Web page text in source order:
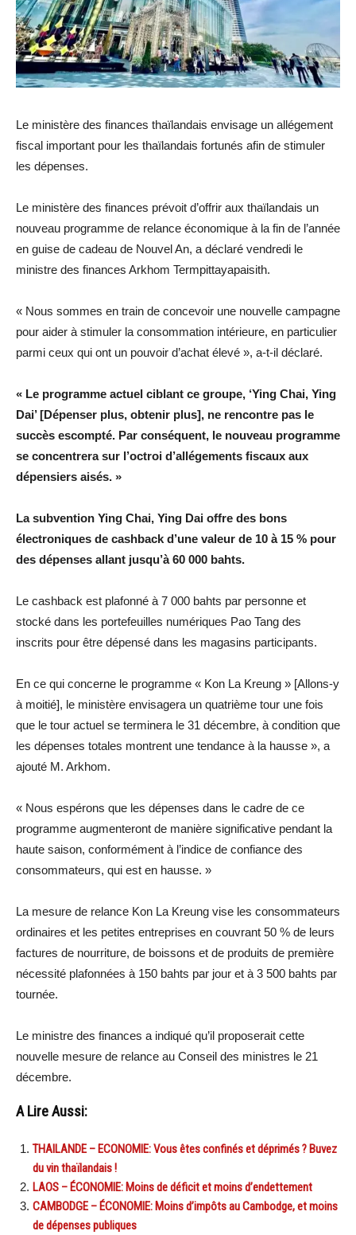
Le ministère des finances thaïlandais envisage un allégement
fiscal important pour les thaïlandais fortunés afin de stimuler
les dépenses.
Le ministère des finances prévoit d’offrir aux thaïlandais un
nouveau programme de relance économique à la fin de l’année
en guise de cadeau de Nouvel An, a déclaré vendredi le
ministre des finances Arkhom Termpittayapaisith.
« Nous sommes en train de concevoir une nouvelle campagne
pour aider à stimuler la consommation intérieure, en particulier
parmi ceux qui ont un pouvoir d’achat élevé », a-t-il déclaré.
« Le programme actuel ciblant ce groupe, ‘Ying Chai, Ying
Dai’ [Dépenser plus, obtenir plus], ne rencontre pas le
succès escompté. Par conséquent, le nouveau programme
se concentrera sur l’octroi d’allégements fiscaux aux
dépensiers aisés. »
La subvention Ying Chai, Ying Dai offre des bons
électroniques de cashback d’une valeur de 10 à 15 % pour
des dépenses allant jusqu’à 60 000 bahts.
Le cashback est plafonné à 7 000 bahts par personne et
stocké dans les portefeuilles numériques Pao Tang des
inscrits pour être dépensé dans les magasins participants.
En ce qui concerne le programme « Kon La Kreung » [Allons-y
à moitié], le ministère envisagera un quatrième tour une fois
que le tour actuel se terminera le 31 décembre, à condition que
les dépenses totales montrent une tendance à la hausse », a
ajouté M. Arkhom.
« Nous espérons que les dépenses dans le cadre de ce
programme augmenteront de manière significative pendant la
haute saison, conformément à l’indice de confiance des
consommateurs, qui est en hausse. »
La mesure de relance Kon La Kreung vise les consommateurs
ordinaires et les petites entreprises en couvrant 50 % de leurs
factures de nourriture, de boissons et de produits de première
nécessité plafonnées à 150 bahts par jour et à 3 500 bahts par
tournée.
Le ministre des finances a indiqué qu’il proposerait cette
nouvelle mesure de relance au Conseil des ministres le 21
décembre.
A Lire Aussi:
THAILANDE – ECONOMIE: Vous êtes confinés et déprimés ? Buvez
du vin thaïlandais !
LAOS – ÉCONOMIE: Moins de déficit et moins d’endettement
CAMBODGE – ÉCONOMIE: Moins d’impôts au Cambodge, et moins
de dépenses publiques